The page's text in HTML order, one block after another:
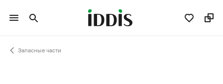
Запасные части